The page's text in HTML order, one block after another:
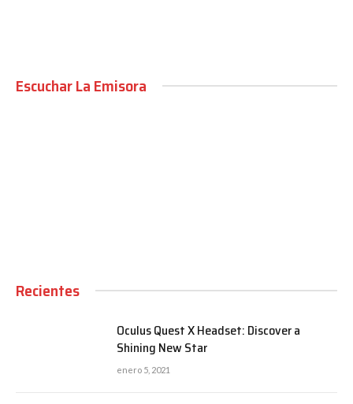
Escuchar La Emisora
Recientes
Oculus Quest X Headset: Discover a
Shining New Star
enero 5, 2021